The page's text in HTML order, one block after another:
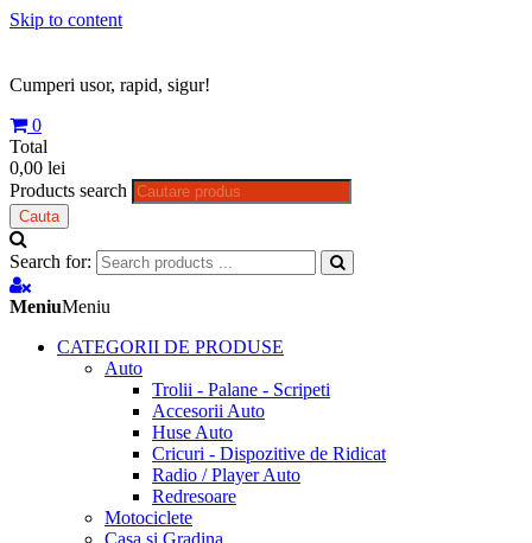
Skip to content
Cumperi usor, rapid, sigur!
0
Total
0,00 lei
Products search
Cauta
Search for:
MeniuMeniu
CATEGORII DE PRODUSE
Auto
Trolii - Palane - Scripeti
Accesorii Auto
Huse Auto
Cricuri - Dispozitive de Ridicat
Radio / Player Auto
Redresoare
Motociclete
Casa si Gradina